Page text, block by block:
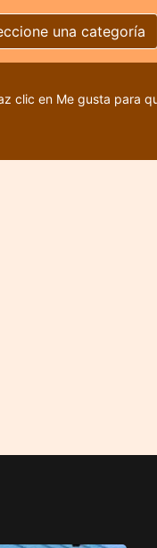
una categoría
clic en Me gusta para